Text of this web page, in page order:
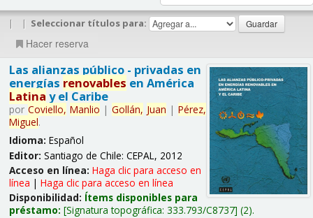
| | Seleccionar títulos para:
Hacer reserva
Las alianzas público - privadas en
energías renovables en América
Latina y el Caribe
por Coviello, Manlio | Gollán, Juan | Pérez,
Miguel.
Idioma: Español
Editor: Santiago de Chile: CEPAL, 2012
Acceso en línea: Haga clic para acceso en
línea | Haga clic para acceso en línea
Disponibilidad: Ítems disponibles para
préstamo: Signatura topográfica: 333.793/C8737 (2).